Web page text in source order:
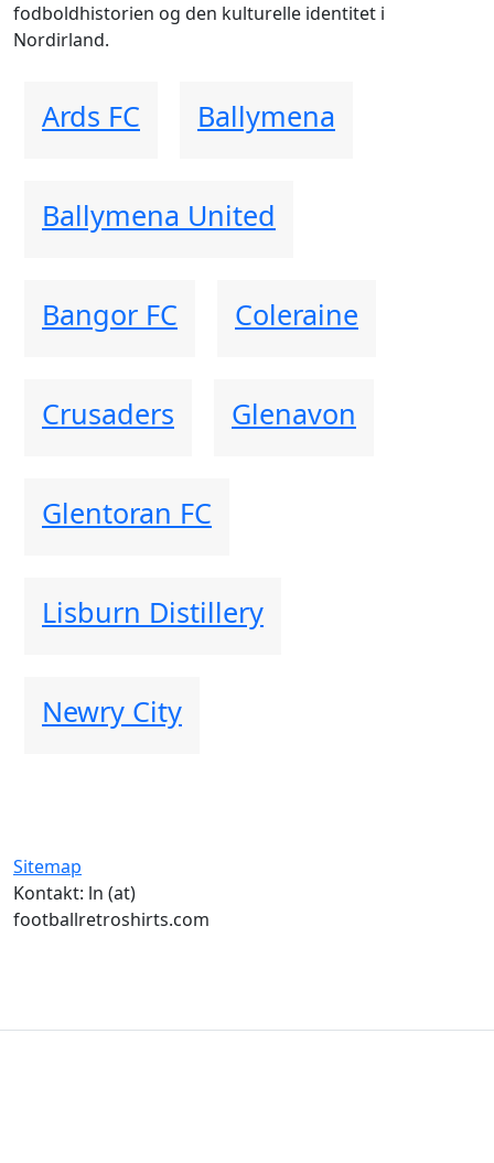
fodboldhistorien og den kulturelle identitet i
Nordirland.
Ards FC Ballymena
Ballymena United
Bangor FC Coleraine
Crusaders Glenavon
Glentoran FC
Lisburn Distillery
Newry City
Sitemap
Kontakt: ln (at)
footballretroshirts.com